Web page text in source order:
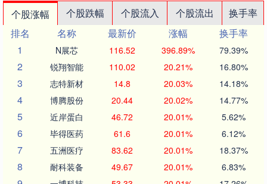
个股涨幅 个股跌幅 个股流入 个股流出
换手率
排名
名称 最新价 涨幅
换手率
1
N展芯 116.52 396.89% 79.39%
2 锐翔智能 110.02 20.21% 16.80%
3 志特新材 14.8 20.03% 14.18%
4 博腾股份 20.44 20.02% 14.77%
5 近岸蛋白 46.72 20.01% 5.62%
6 毕得医药 61.6 20.01% 6.12%
7 五洲医疗 83.62 20.01% 18.37%
8 耐科装备 49.67 20.01% 6.83%